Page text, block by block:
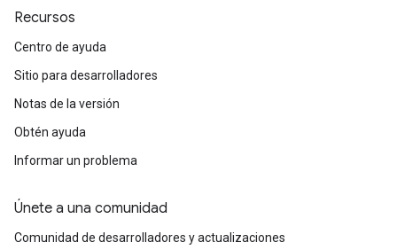
Recursos
Centro de ayuda
Sitio para desarrolladores
Notas de la versión
Obtén ayuda
Informar un problema
Únete a una comunidad
Comunidad de desarrolladores y actualizaciones